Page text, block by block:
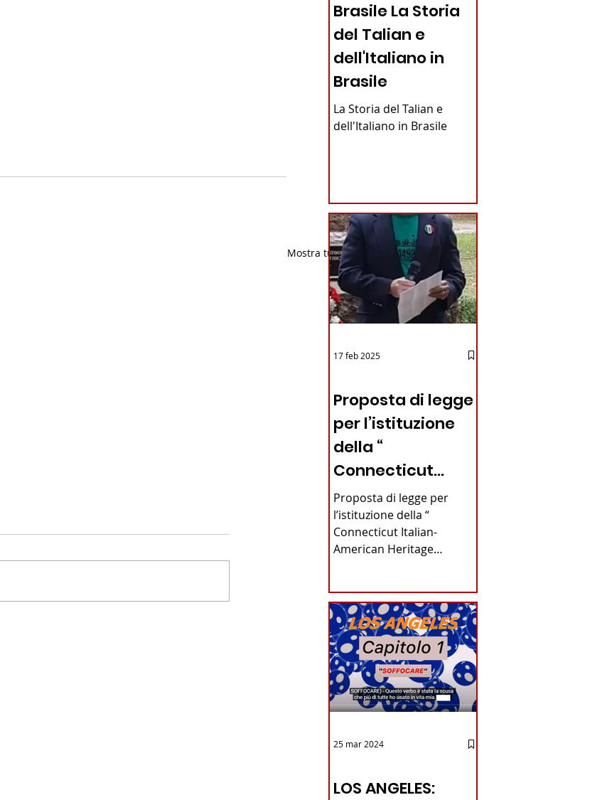
Mostra tutti
Brasile La Storia
del Talian e
dell'Italiano in
Brasile
La Storia del Talian e
dell'Italiano in Brasile
Proposta di legge
per l’istituzione
della “
Connecticut
Italian-American
Heritage
Commission”
Connecticut
Proposta di legge per
l’istituzione della “
Connecticut Italian-
American Heritage
Alfonso...
17 feb 2025
LOS ANGELES:
25 mar 2024